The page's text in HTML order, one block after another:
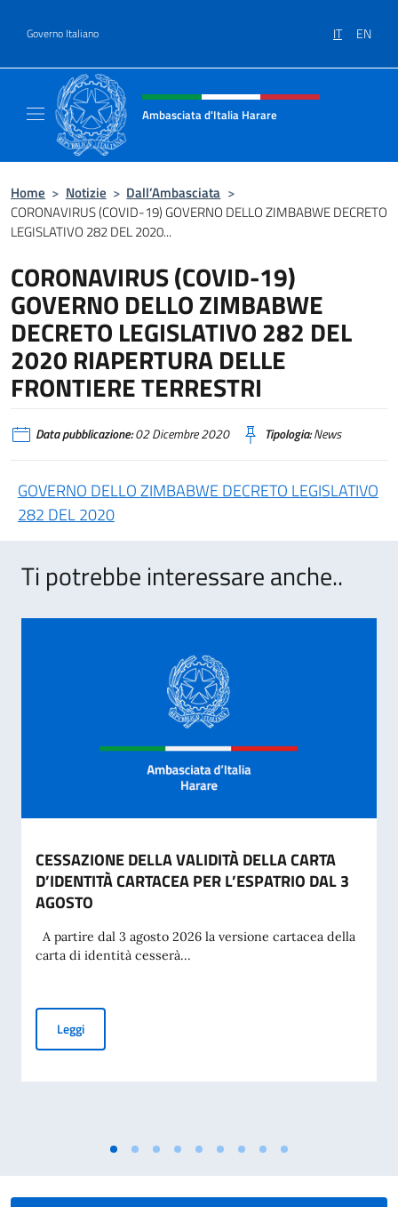
Governo Italiano IT EN
Intestazione sito, social e menù
Ambasciata d'Italia Harare
Home > Notizie > Dall’Ambasciata >
CORONAVIRUS (COVID-19) GOVERNO DELLO ZIMBABWE DECRETO
LEGISLATIVO 282 DEL 2020...
CORONAVIRUS (COVID-19)
GOVERNO DELLO ZIMBABWE
DECRETO LEGISLATIVO 282 DEL
2020 RIAPERTURA DELLE
FRONTIERE TERRESTRI
Data pubblicazione:02 Dicembre 2020 Tipologia:News
GOVERNO DELLO ZIMBABWE DECRETO LEGISLATIVO
282 DEL 2020
Ti potrebbe interessare anche..
CESSAZIONE DELLA VALIDITÀ DELLA CARTA
D’IDENTITÀ CARTACEA PER L’ESPATRIO DAL 3
AGOSTO
A partire dal 3 agosto 2026 la versione cartacea della
carta di identità cesserà...
LeggiCESSAZIONE DELLA VALIDITÀ DELLA CARTA D’IDENTITÀ